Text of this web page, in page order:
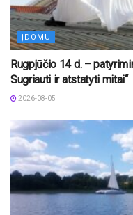
ĮDOMU
Rugpjūčio 14 d. –
Sugriauti ir atstatyti mitai“
2026-08-05